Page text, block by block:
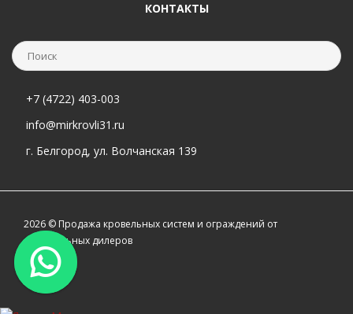
КОНТАКТЫ
+7 (4722) 403-003
info@mirkrovli31.ru
г. Белгород, ул. Волчанская 139
2026 © Продажа кровельных систем и ограждений от
официальных дилеров